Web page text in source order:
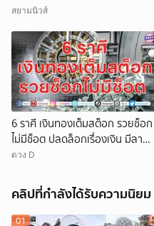
ถิ่น
สยามนิวส์
6 ราศี เงินทองเต็มสต็อก รวยช็อก
ไม่มีช็อต ปลดล็อกเรื่องเงิน มีลาภ
ลอยจ่อคิว
ดวง D
คลิปที่กำลังได้รับความนิยม
01